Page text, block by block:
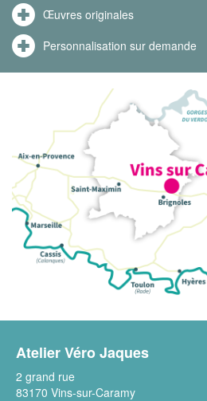
Œuvres originales
Personnalisation sur demande
Atelier Véro Jaques
2 grand rue
83170 Vins-sur-Caramy